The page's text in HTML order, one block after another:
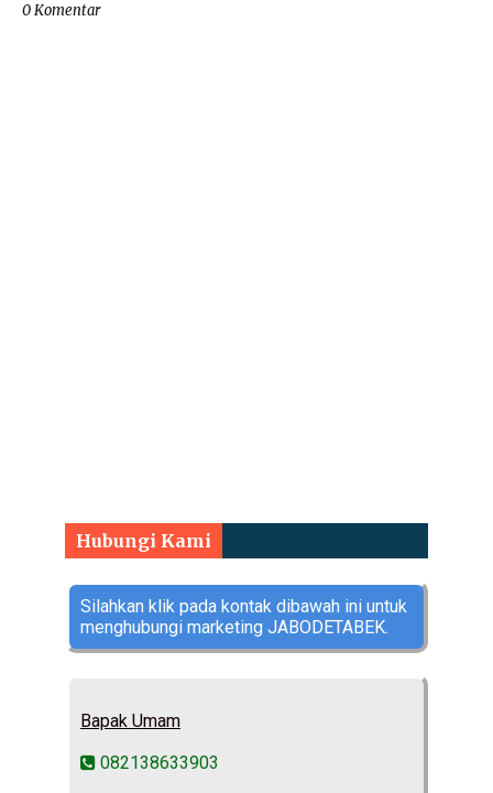
0 Komentar
Hubungi Kami
Silahkan klik pada kontak dibawah ini untuk
menghubungi marketing JABODETABEK.
Bapak Umam
082138633903